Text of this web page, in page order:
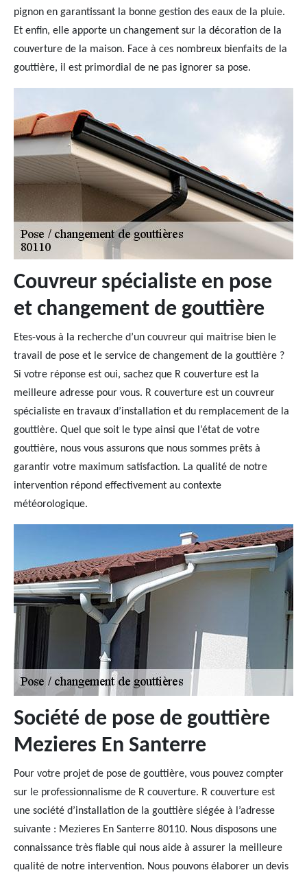
pignon en garantissant la bonne gestion des eaux de la pluie.
Et enfin, elle apporte un changement sur la décoration de la
couverture de la maison. Face à ces nombreux bienfaits de la
gouttière, il est primordial de ne pas ignorer sa pose.
Couvreur spécialiste en pose
et changement de gouttière
Etes-vous à la recherche d’un couvreur qui maitrise bien le
travail de pose et le service de changement de la gouttière ?
Si votre réponse est oui, sachez que R couverture est la
meilleure adresse pour vous. R couverture est un couvreur
spécialiste en travaux d’installation et du remplacement de la
gouttière. Quel que soit le type ainsi que l’état de votre
gouttière, nous vous assurons que nous sommes prêts à
garantir votre maximum satisfaction. La qualité de notre
intervention répond effectivement au contexte
météorologique.
Société de pose de gouttière
Mezieres En Santerre
Pour votre projet de pose de gouttière, vous pouvez compter
sur le professionnalisme de R couverture. R couverture est
une société d’installation de la gouttière siégée à l’adresse
suivante : Mezieres En Santerre 80110. Nous disposons une
connaissance très fiable qui nous aide à assurer la meilleure
qualité de notre intervention. Nous pouvons élaborer un devis